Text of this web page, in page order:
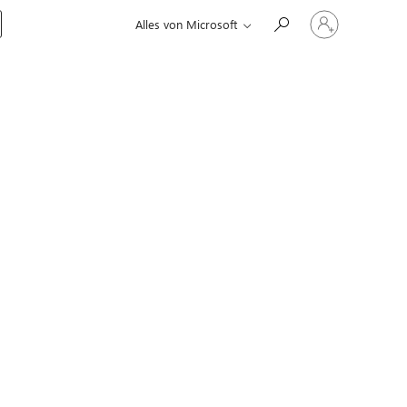
Alles von Microsoft
Bei
Ihrem
Konto